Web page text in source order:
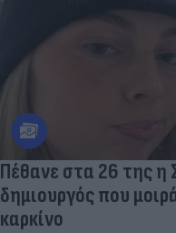
Πέθανε στα 26 της η
δημιουργός που
καρκίνο